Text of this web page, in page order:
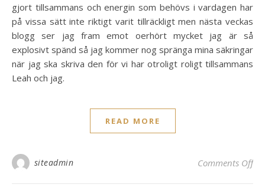
gjort tillsammans och energin som behövs i vardagen har
på vissa sätt inte riktigt varit tillräckligt men nästa veckas
blogg ser jag fram emot oerhört mycket jag är så
explosivt spänd så jag kommer nog spränga mina säkringar
när jag ska skriva den för vi har otroligt roligt tillsammans
Leah och jag.
READ MORE
siteadmin Comments Offon